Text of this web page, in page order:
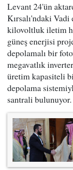
Levant 24'ün
Kırsalı'ndaki
kilovoltluk iletim
güneş enerjisi
depolamalı bir
megavatlık
üretim kapasiteli
depolama
santrali bulunuyor.